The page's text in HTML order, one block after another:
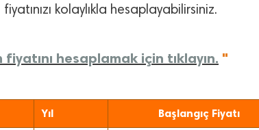
fiyatınızı kolaylıkla hesaplayabilirsiniz.
hesaplamak için tıklayın. "
Yıl Başlangıç Fiyatı